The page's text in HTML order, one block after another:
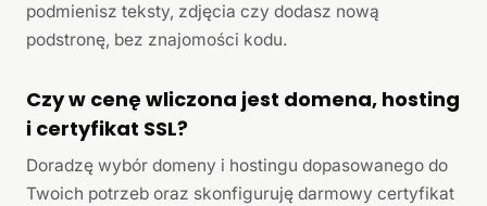
podmienisz teksty, zdjęcia czy dodasz nową
podstronę, bez znajomości kodu.
Czy w cenę wliczona jest domena, hosting
i certyfikat SSL?
Doradzę wybór domeny i hostingu dopasowanego do
Twoich potrzeb oraz skonfiguruję darmowy certyfikat